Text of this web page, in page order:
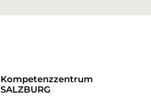
Kompetenzzentrum
SALZBURG